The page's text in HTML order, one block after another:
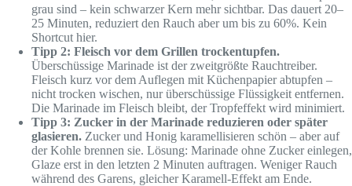
grau sind – kein schwarzer Kern mehr sichtbar. Das dauert 20–
25 Minuten, reduziert den Rauch aber um bis zu 60%. Kein
Shortcut hier.
Tipp 2: Fleisch vor dem Grillen trockentupfen.
Überschüssige Marinade ist der zweitgrößte Rauchtreiber.
Fleisch kurz vor dem Auflegen mit Küchenpapier abtupfen –
nicht trocken wischen, nur überschüssige Flüssigkeit entfernen.
Die Marinade im Fleisch bleibt, der Tropfeffekt wird minimiert.
Tipp 3: Zucker in der Marinade reduzieren oder später
glasieren. Zucker und Honig karamellisieren schön – aber auf
der Kohle brennen sie. Lösung: Marinade ohne Zucker einlegen,
Glaze erst in den letzten 2 Minuten auftragen. Weniger Rauch
während des Garens, gleicher Karamell-Effekt am Ende.